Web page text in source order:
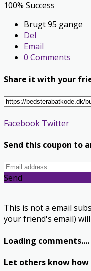
100% Success
Brugt 95 gange
Del
Email
0 Comments
Share it with your
Facebook Twitter
Send this coupon to
Send
This is not a email
your friend's email)
Loading comments....
Let others know how